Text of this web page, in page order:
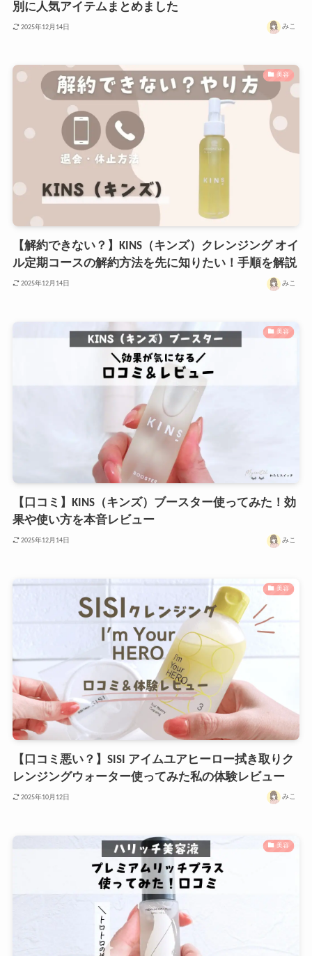
別に人気アイテムまとめました
2025年12月14日 みこ
美容
【解約できない？】KINS（キンズ）クレンジング オイ
ル定期コースの解約方法を先に知りたい！手順を解説
2025年12月14日 みこ
美容
【口コミ】KINS（キンズ）ブースター使ってみた！効
果や使い方を本音レビュー
2025年12月14日 みこ
美容
【口コミ悪い？】SISI アイムユアヒーロー拭き取りク
レンジングウォーター使ってみた私の体験レビュー
2025年10月12日 みこ
美容